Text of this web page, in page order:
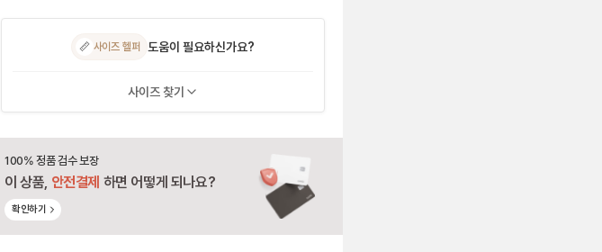
📏 사이즈 헬퍼 도움이 필요하신가요?
사이즈 찾기
100% 정품 검수 보장
이 상품, 안전결제 하면 어떻게 되나요?
확인하기